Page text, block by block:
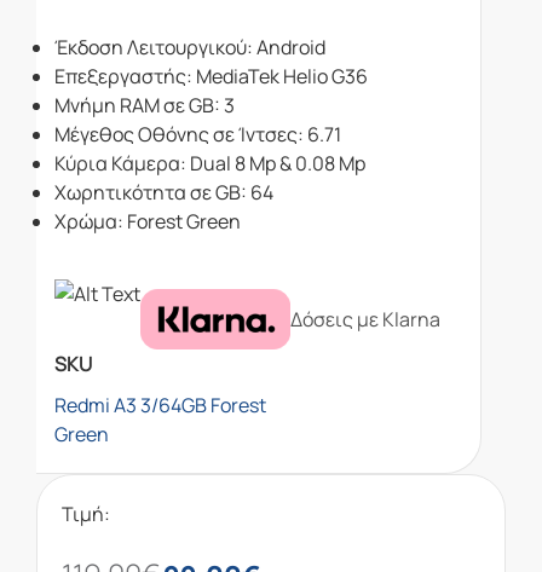
Έκδοση Λειτουργικού: Android
Επεξεργαστής: MediaTek Helio G36
Μνήμη RAM σε GB: 3
Μέγεθος Οθόνης σε Ίντσες: 6.71
Κύρια Κάμερα: Dual 8 Mp & 0.08 Mp
Χωρητικότητα σε GB: 64
Χρώμα: Forest Green
Δόσεις με Klarna
SKU
Redmi A3 3/64GB Forest
Green
Τιμή: